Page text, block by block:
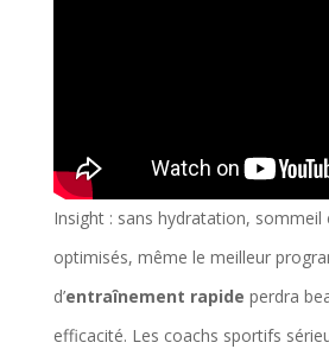
Insight : sans hydratation,
optimisés, même le meilleur
d’entraînement rapide perdra
efficacité. Les coachs sportifs